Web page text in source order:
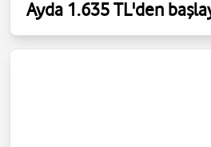
Ayda 1.635 TL'den